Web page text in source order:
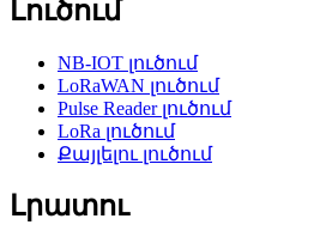
Լուծում
NB-IOT լուծում
LoRaWAN լուծում
Pulse Reader լուծում
LoRa լուծում
Քայլելու լուծում
Լրատու